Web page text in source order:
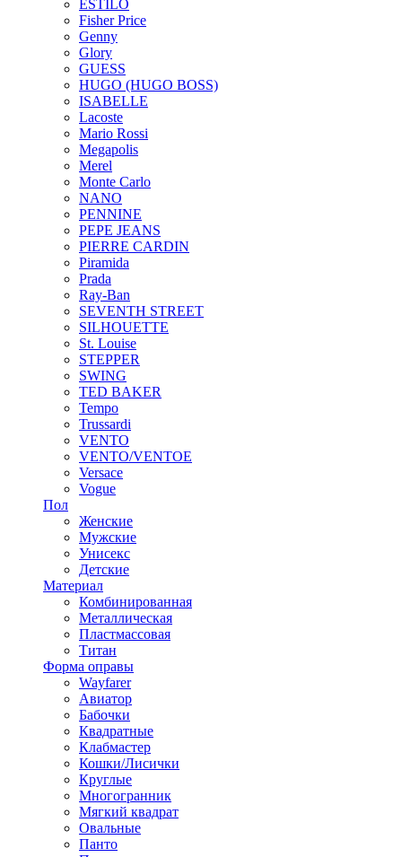
ESTILO
Fisher Price
Genny
Glory
GUESS
HUGO (HUGO BOSS)
ISABELLE
Lacoste
Mario Rossi
Megapolis
Merel
Monte Carlo
NANO
PENNINE
PEPE JEANS
PIERRE CARDIN
Piramida
Prada
Ray-Ban
SEVENTH STREET
SILHOUETTE
St. Louise
STEPPER
SWING
TED BAKER
Tempo
Trussardi
VENTO
VENTO/VENTOE
Versace
Vogue
Пол
Женские
Мужские
Унисекс
Детские
Материал
Комбинированная
Металлическая
Пластмассовая
Титан
Форма оправы
Wayfarer
Авиатор
Бабочки
Квадратные
Клабмастер
Кошки/Лисички
Круглые
Многогранник
Мягкий квадрат
Овальные
Панто